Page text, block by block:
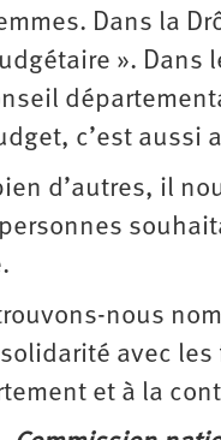
Dans la
». Dans
c’est aussi
d’autres, il
nous
avec
et à la